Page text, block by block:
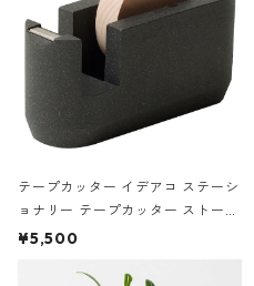
テープカッター イデアコ ステーシ
ョナリー テープカッター ストーン
サンドカラー 石調 ideaco Station
¥5,500